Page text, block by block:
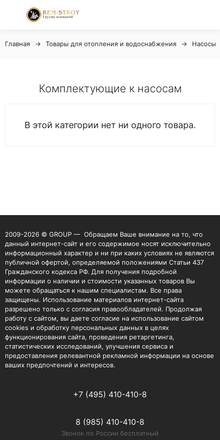
Главная Товары для отопления и водоснабжения Насосы
Комплектующие к насосам
В этой категории нет ни одного товара.
2009-2026 © GROUP — Обращаем Ваше внимание на то, что
данный интернет-сайт и его содержимое носят исключительно
информационный характер и ни при каких условиях не являются
публичной офертой, определяемой положениями Статьи 437
Гражданского кодекса РФ. Для получения подробной
информации о наличии и стоимости указанных товаров Вы
можете обращаться к нашим специалистам. Все права
защищены. Использование материалов интернет-сайта
разрешено только с согласия правообладателей. Продолжая
работу с сайтом, вы даете согласие на использование сайтом
cookies и обработку персональных данных в целях
функционирования сайта, проведения ретаргетинга,
статистических исследований, улучшения сервиса и
предоставления релевантной рекламной информации на основе
ваших предпочтений и интересов.
+7 (495) 410-410-8
8 (985) 410-410-8
Звонок по России бесплатный